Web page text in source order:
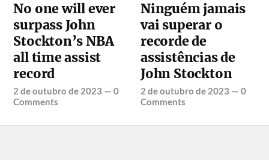
No one will ever
surpass John
Stockton’s NBA
all time assist
record
2 de outubro de 2023 —0
Comments
Ninguém jamais
vai superar o
recorde de
assistências de
John Stockton
2 de outubro de 2023 —0
Comments